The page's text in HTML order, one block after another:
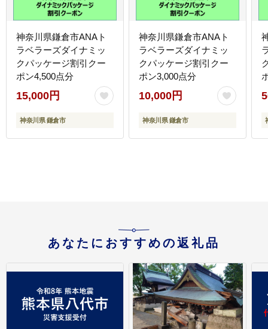
神奈川県鎌倉市ANAト
ラベラーズダイナミッ
クパッケージ割引クー
ポン4,500点分
15,000円
神奈川県 鎌倉市
神奈川県鎌倉市ANAト
ラベラーズダイナミッ
クパッケージ割引クー
ポン3,000点分
10,000円
神奈川県 鎌倉市
あなたにおすすめの返礼品